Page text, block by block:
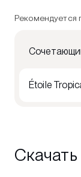
Рекомендуется
Étoile
Скачать